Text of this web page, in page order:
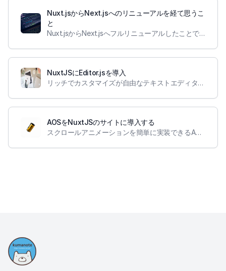
Nuxt.jsからNext.jsへのリニューアルを経て思うこ
と
Nuxt.jsからNext.jsへフルリニューアルしたことで見えてきた個人的なメリットとデメリットを整理します
NuxtJSにEditor.jsを導入
リッチでカスタマイズが自由なテキストエディタであるEditor.jsをNuxtJSのサイトに導入しました。
AOSをNuxtJSのサイトに導入する
スクロールアニメーションを簡単に実装できるAOSというライブラリをNuxtJSベースのサイトに導入しました